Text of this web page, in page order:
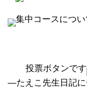
集中コースにつ
投票ボタンです
―たえこ先生日記